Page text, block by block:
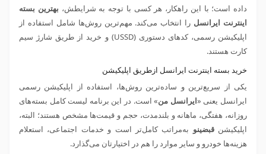
داده است؛ با این راهکار، هر کسی با توجه به شرایطش، بهترین بسته
اینترنت ایرانسل را انتخاب می‌کند. مهم‌ترین روش‌ها شامل استفاده از
اپلیکیشن رسمی، کدهای دستوری (USSD) و خرید از طریق شارژ سیم
کارت هستند.
خرید بسته اینترنت ایرانسل ازطریق اپلیکیشن
یکی از سریع‌ترین و ساده‌ترین روش‌ها، استفاده از اپلیکیشن رسمی
ایرانسل یعنی «ایرانسل من» است. در این برنامه لیست کامل بسته‌های
روزانه، هفتگی، ماهانه و بلندمدت، حجم و قیمت‌ها مشخص هستند؛ البته،
اپلیکیشنقبضینو به‌مراتب کامل‌تر است و خدمات اجتماعی، استعلام
هزینه‌ها خودرو و سایر موارد را هم در اختیارتان می‌گذارد.